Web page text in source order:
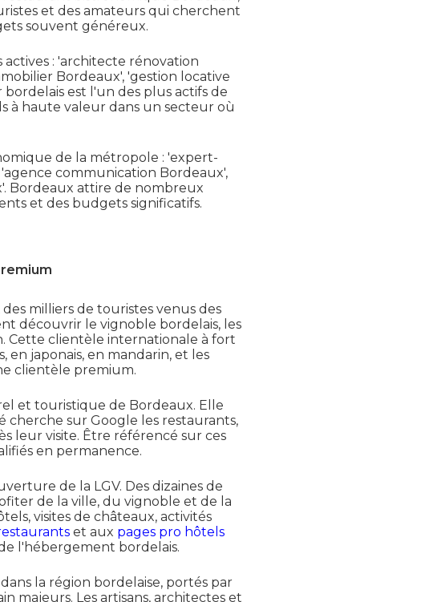
et des amateurs qui cherchent
souvent généreux.
: 'architecte rénovation
Bordeaux', 'gestion locative
est l'un des plus actifs de
à haute valeur dans un secteur où
de la métropole : 'expert-
communication Bordeaux',
Bordeaux attire de nombreux
et des budgets significatifs.
milliers de touristes venus des
découvrir le vignoble bordelais, les
Cette clientèle internationale à fort
en japonais, en mandarin, et les
clientèle premium.
et touristique de Bordeaux. Elle
cherche sur Google les restaurants,
leur visite. Être référencé sur ces
en permanence.
de la LGV. Des dizaines de
de la ville, du vignoble et de la
visites de châteaux, activités
et aux pages pro hôtels
l'hébergement bordelais.
la région bordelaise, portés par
majeurs. Les artisans, architectes et